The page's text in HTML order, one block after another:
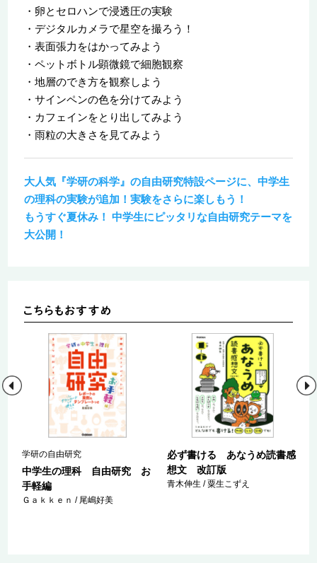
・卵とセロハンで浸透圧の実験
・デジタルカメラで星空を撮ろう！
・表面張力をはかってみよう
・ペットボトル顕微鏡で細胞観察
・地層のでき方を観察しよう
・サインペンの色を分けてみよう
・カフェインをとり出してみよう
・雨粒の大きさを見てみよう
大人気『学研の科学』の自由研究特設ページに、中学生
の理科の実験が追加！実験をさらに楽しもう！
もうすぐ夏休み！ 中学生にピッタリな自由研究テーマを
大公開！
学研の自由研究
中学生の理科 自由研究 お
手軽編
Ｇａｋｋｅｎ / 尾嶋好美
必ず書ける あなうめ読書感
想文 改訂版
青木伸生 / 粟生こずえ